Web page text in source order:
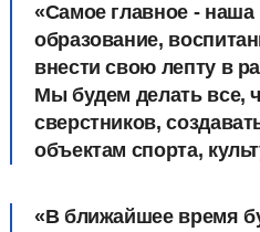
«Самое главное -
образование,
внести свою лепту в
Мы будем делать все,
сверстников,
объектам спорта,
«В ближайшее время